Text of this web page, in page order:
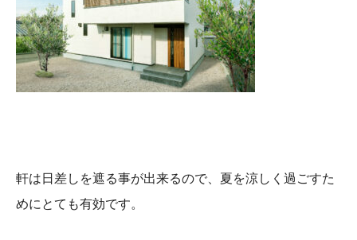
軒は日差しを遮る事が出来るので、夏を涼しく過ごすた
めにとても有効です。